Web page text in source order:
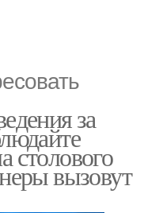
за
столового
вызовут